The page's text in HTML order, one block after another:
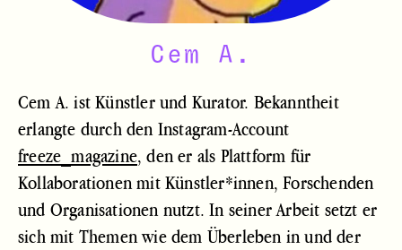
Cem A.
Cem A. ist Künstler und Kurator. Bekanntheit
erlangte durch den Instagram-Account
freeze_magazine, den er als Plattform für
Kollaborationen mit Künstler*innen, Forschenden
und Organisationen nutzt. In seiner Arbeit setzt er
sich mit Themen wie dem Überleben in und der